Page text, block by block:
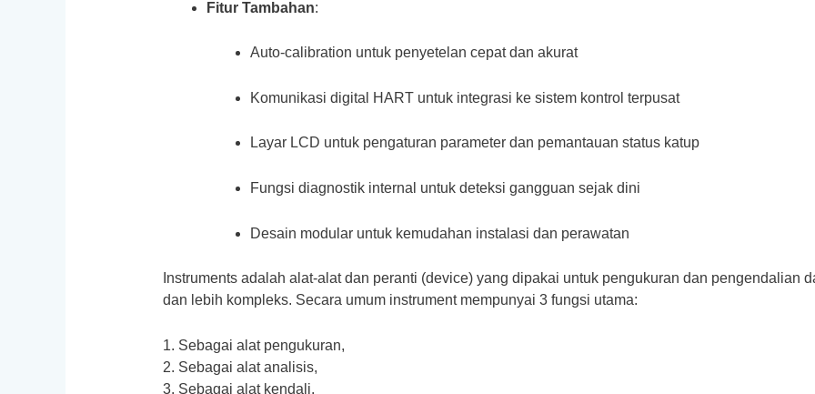
Fitur Tambahan:
Auto-calibration untuk penyetelan cepat dan akurat
Komunikasi digital HART untuk integrasi ke sistem kontrol terpusat
Layar LCD untuk pengaturan parameter dan pemantauan status katup
Fungsi diagnostik internal untuk deteksi gangguan sejak dini
Desain modular untuk kemudahan instalasi dan perawatan
Instruments adalah alat-alat dan peranti (device) yang dipakai untuk pengukuran dan pengendalian
dan lebih kompleks. Secara umum instrument mempunyai 3 fungsi utama:
1. Sebagai alat pengukuran,
2. Sebagai alat analisis,
3. Sebagai alat kendali.